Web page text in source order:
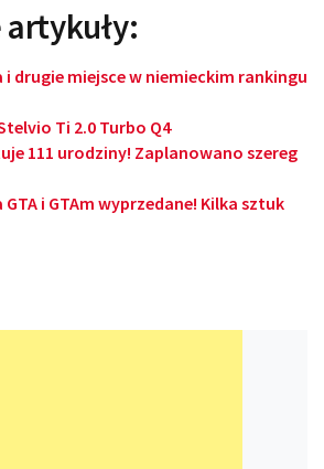
artykuły:
i drugie miejsce w niemieckim rankingu
Ti 2.0 Turbo Q4
111 urodziny! Zaplanowano szereg
i GTAm wyprzedane! Kilka sztuk